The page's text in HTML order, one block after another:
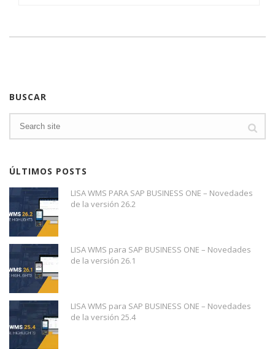
BUSCAR
ÚLTIMOS POSTS
LISA WMS PARA SAP BUSINESS ONE – Novedades
de la versión 26.2
LISA WMS para SAP BUSINESS ONE – Novedades
de la versión 26.1
LISA WMS para SAP BUSINESS ONE – Novedades
de la versión 25.4